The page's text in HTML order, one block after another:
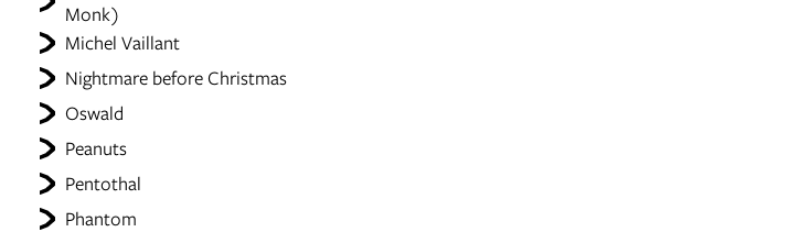
Monk)
Michel Vaillant
Nightmare before Christmas
Oswald
Peanuts
Pentothal
Phantom